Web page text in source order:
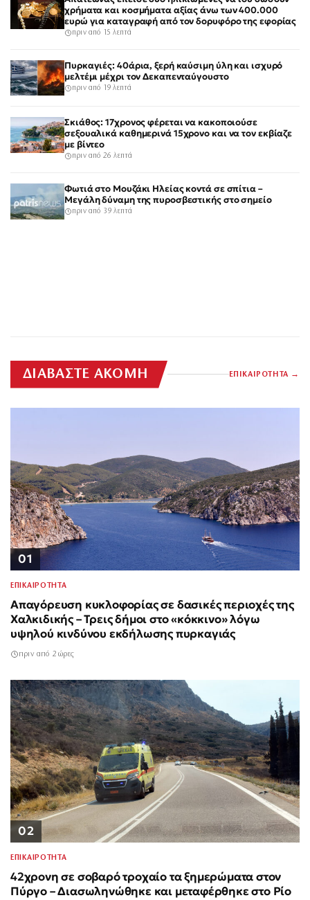
χρήματα και κοσμήματα αξίας άνω των 400.000
ευρώ για καταγραφή από τον δορυφόρο της εφορίας
πριν από 15 λεπτά
Πυρκαγιές: 40άρια, ξερή καύσιμη ύλη και ισχυρό
μελτέμι μέχρι τον Δεκαπενταύγουστο
πριν από 19 λεπτά
Σκιάθος: 17χρονος φέρεται να κακοποιούσε
σεξουαλικά καθημερινά 15χρονο και να τον εκβίαζε
με βίντεο
πριν από 26 λεπτά
Φωτιά στο Μουζάκι Ηλείας κοντά σε σπίτια –
Μεγάλη δύναμη της πυροσβεστικής στο σημείο
πριν από 39 λεπτά
ΔΙΑΒΑΣΤΕ ΑΚΟΜΗ ΕΠΙΚΑΙΡΟΤΗΤΑ
01
ΕΠΙΚΑΙΡΟΤΗΤΑ
Απαγόρευση κυκλοφορίας σε δασικές περιοχές της
Χαλκιδικής – Τρεις δήμοι στο «κόκκινο» λόγω
υψηλού κινδύνου εκδήλωσης πυρκαγιάς
πριν από 2 ώρες
02
ΕΠΙΚΑΙΡΟΤΗΤΑ
42χρονη σε σοβαρό τροχαίο τα ξημερώματα στον
Πύργο – Διασωληνώθηκε και μεταφέρθηκε στο Ρίο